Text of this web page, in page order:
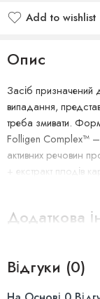
Add to wishlist
Опис
Засіб призначений
випадання,
треба змивати.
Folligen Complex™ –
активних речовин
+ екстракт плодів
комплексу
епідерміс і
До складу
Додаткова
Відгуки (0)